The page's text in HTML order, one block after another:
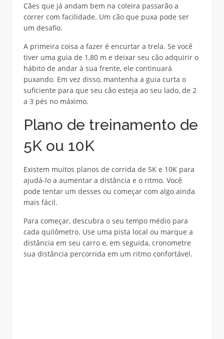
Cães que já andam bem na coleira passarão a
correr com facilidade. Um cão que puxa pode ser
um desafio.
A primeira coisa a fazer é encurtar a trela. Se você
tiver uma guia de 1,80 m e deixar seu cão adquirir o
hábito de andar à sua frente, ele continuará
puxando. Em vez disso, mantenha a guia curta o
suficiente para que seu cão esteja ao seu lado, de 2
a 3 pés no máximo.
Plano de treinamento de
5K ou 10K
Existem muitos planos de corrida de 5K e 10K para
ajudá-lo a aumentar a distância e o ritmo. Você
pode tentar um desses ou começar com algo ainda
mais fácil.
Para começar, descubra o seu tempo médio para
cada quilômetro. Use uma pista local ou marque a
distância em seu carro e, em seguida, cronometre
sua distância percorrida em um ritmo confortável.